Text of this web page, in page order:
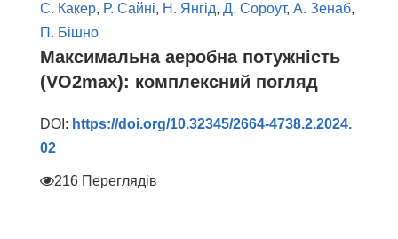
С. Какер, Р. Сайні, Н. Янгід, Д. Сороут, А. Зенаб,
П. Бішно
Максимальна аеробна потужність
(VO2max): комплексний погляд
DOI: https://doi.org/10.32345/2664-4738.2.2024.
02
216 Переглядів